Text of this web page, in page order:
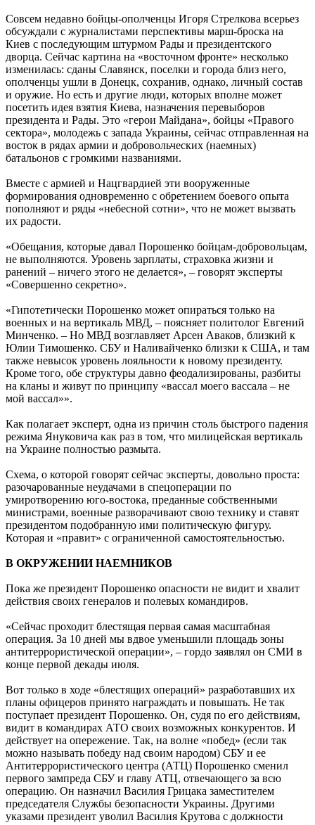
Совсем недавно бойцы-ополченцы Игоря Стрелкова всерьез
обсуждали с журналистами перспективы марш-броска на
Киев с последующим штурмом Рады и президентского
дворца. Сейчас картина на «восточном фронте» несколько
изменилась: сданы Славянск, поселки и города близ него,
ополченцы ушли в Донецк, сохранив, однако, личный состав
и оружие. Но есть и другие люди, которых вполне может
посетить идея взятия Киева, назначения перевыборов
президента и Рады. Это «герои Майдана», бойцы «Правого
сектора», молодежь с запада Украины, сейчас отправленная на
восток в рядах армии и добровольческих (наемных)
батальонов с громкими названиями.
Вместе с армией и Нацгвардией эти вооруженные
формирования одновременно с обретением боевого опыта
пополняют и ряды «небесной сотни», что не может вызвать
их радости.
«Обещания, которые давал Порошенко бойцам-добровольцам,
не выполняются. Уровень зарплаты, страховка жизни и
ранений – ничего этого не делается», – говорят эксперты
«Совершенно секретно».
«Гипотетически Порошенко может опираться только на
военных и на вертикаль МВД, – поясняет политолог Евгений
Минченко. – Но МВД возглавляет Арсен Аваков, близкий к
Юлии Тимошенко. СБУ и Наливайченко близки к США, и там
также невысок уровень лояльности к новому президенту.
Кроме того, обе структуры давно феодализированы, разбиты
на кланы и живут по принципу «вассал моего вассала – не
мой вассал»».
Как полагает эксперт, одна из причин столь быстрого падения
режима Януковича как раз в том, что милицейская вертикаль
на Украине полностью размыта.
Схема, о которой говорят сейчас эксперты, довольно проста:
разочарованные неудачами в спецоперации по
умиротворению юго-востока, преданные собственными
министрами, военные разворачивают свою технику и ставят
президентом подобранную ими политическую фигуру.
Которая и «правит» с ограниченной самостоятельностью.
В ОКРУЖЕНИИ НАЕМНИКОВ
Пока же президент Порошенко опасности не видит и хвалит
действия своих генералов и полевых командиров.
«Сейчас проходит блестящая первая самая масштабная
операция. За 10 дней мы вдвое уменьшили площадь зоны
антитеррористической операции», – гордо заявлял он СМИ в
конце первой декады июля.
Вот только в ходе «блестящих операций» разработавших их
планы офицеров принято награждать и повышать. Не так
поступает президент Порошенко. Он, судя по его действиям,
видит в командирах АТО своих возможных конкурентов. И
действует на опережение. Так, на волне «побед» (если так
можно называть победу над своим народом) СБУ и ее
Антитеррористического центра (АТЦ) Порошенко сменил
первого зампреда СБУ и главу АТЦ, отвечающего за всю
операцию. Он назначил Василия Грицака заместителем
председателя Службы безопасности Украины. Другими
указами президент уволил Василия Крутова с должности